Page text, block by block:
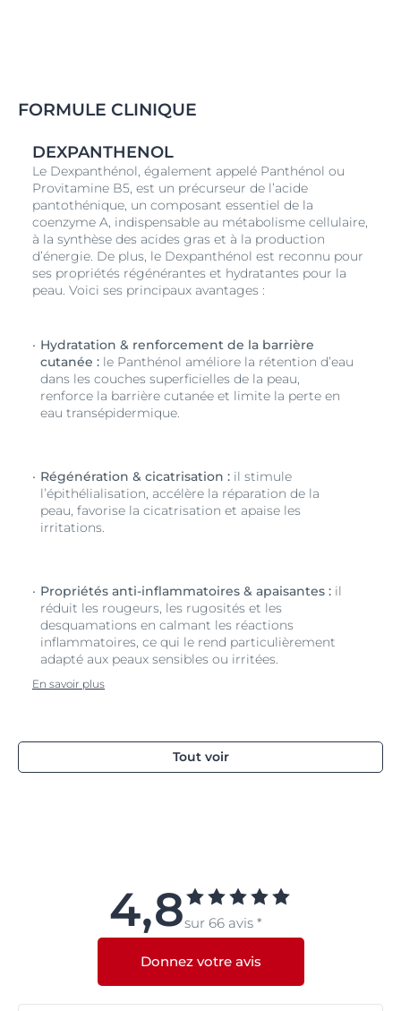
FORMULE CLINIQUE
DEXPANTHENOL
Le Dexpanthénol, également appelé Panthénol ou
Provitamine B5, est un précurseur de l’acide
pantothénique, un composant essentiel de la
coenzyme A, indispensable au métabolisme cellulaire,
à la synthèse des acides gras et à la production
d’énergie. De plus, le Dexpanthénol est reconnu pour
ses propriétés régénérantes et hydratantes pour la
peau. Voici ses principaux avantages :
Hydratation & renforcement de la barrière
cutanée : le Panthénol améliore la rétention d’eau
dans les couches superficielles de la peau,
renforce la barrière cutanée et limite la perte en
eau transépidermique.
Régénération & cicatrisation : il stimule
l’épithélialisation, accélère la réparation de la
peau, favorise la cicatrisation et apaise les
irritations.
Propriétés anti-inflammatoires & apaisantes : il
réduit les rougeurs, les rugosités et les
desquamations en calmant les réactions
inflammatoires, ce qui le rend particulièrement
adapté aux peaux sensibles ou irritées.
En savoir plus
Tout voir
4,8sur 66 avis *
Donnez votre avis